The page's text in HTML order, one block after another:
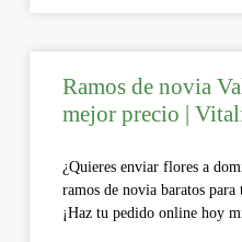
Ramos de novia
mejor precio |
¿Quieres enviar flores a
ramos de novia baratos para
¡Haz tu pedido online hoy